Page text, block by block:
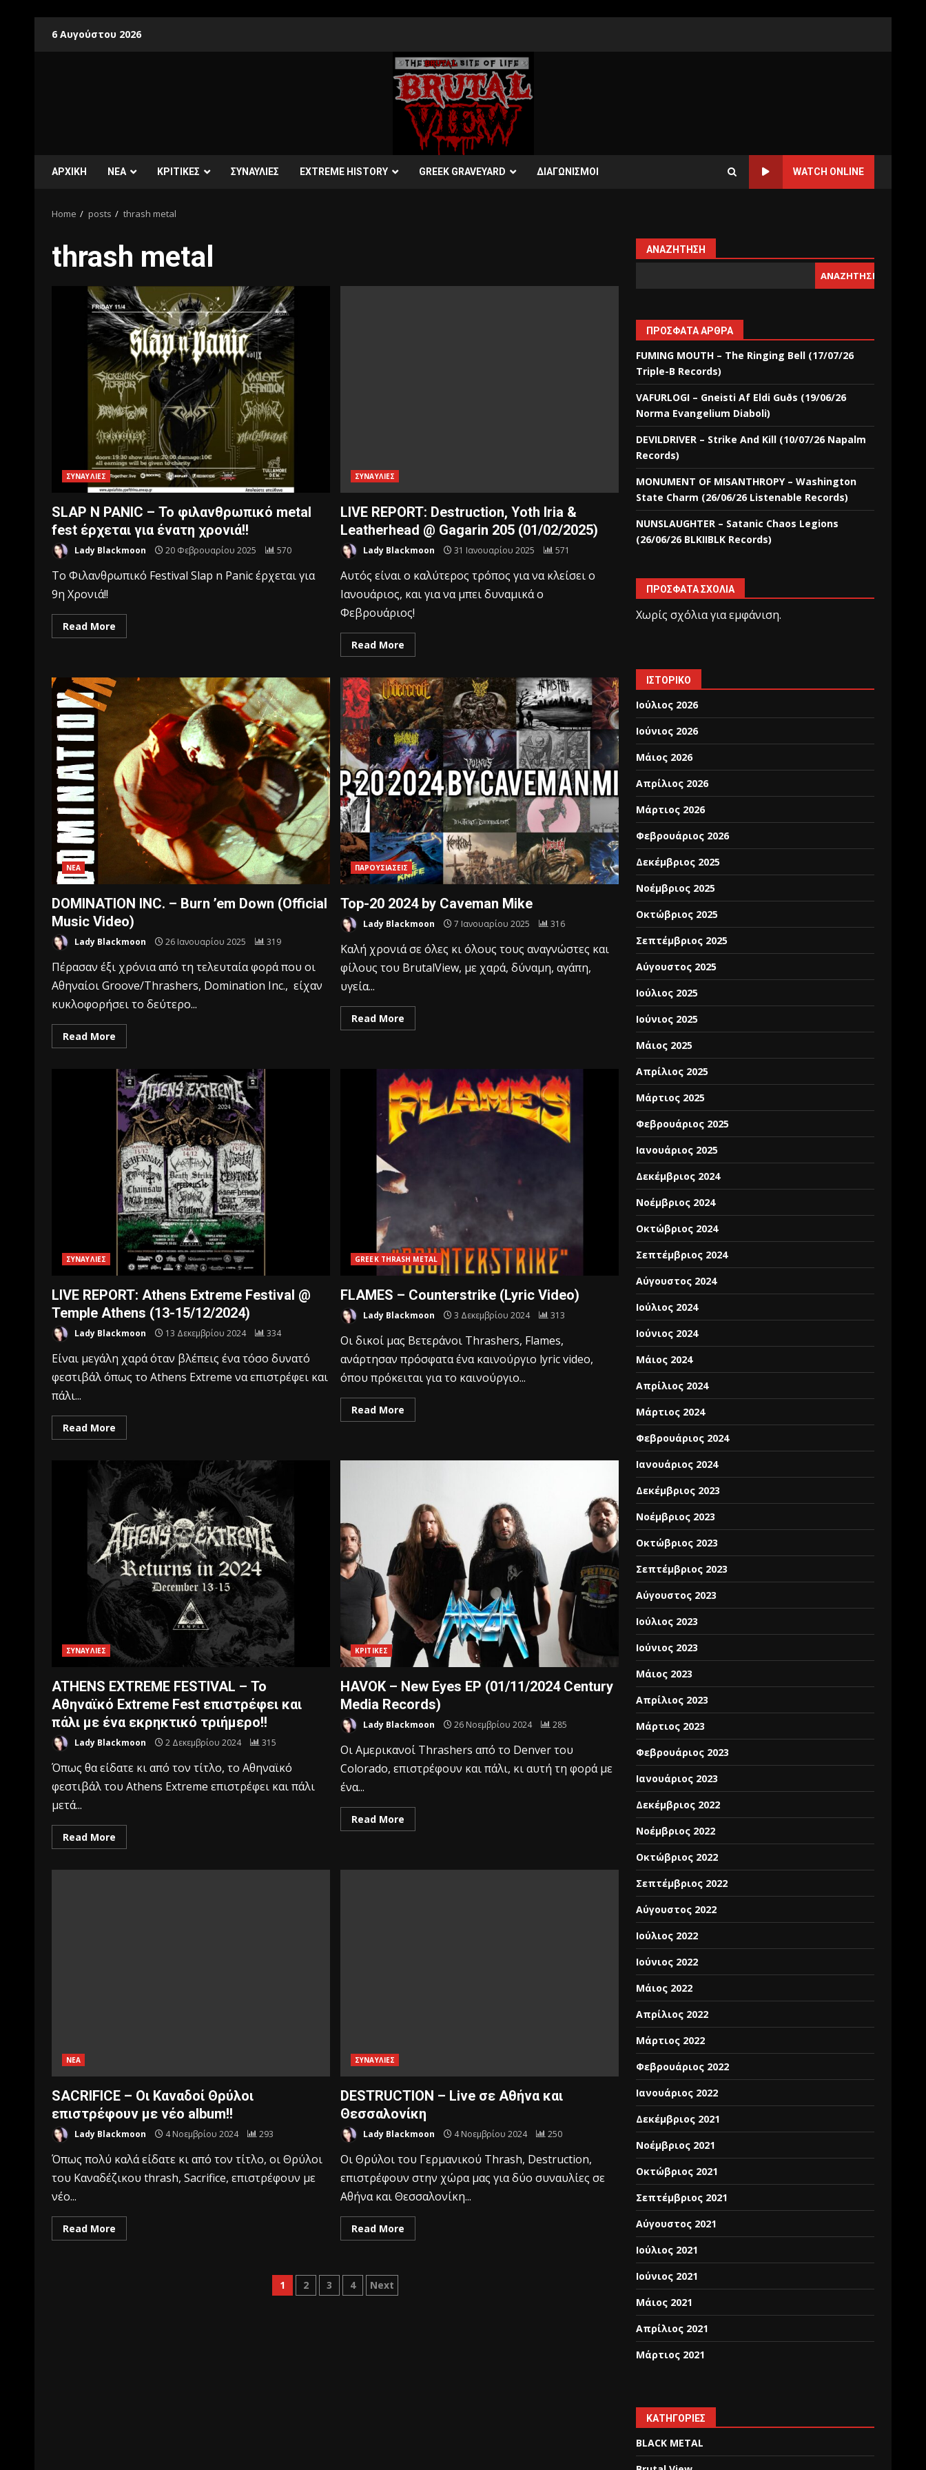
6 Αυγούστου 2026
ΑΡΧΙΚΗ ΝΕΑ ΚΡΙΤΙΚΕΣ ΣΥΝΑΥΛΙΕΣ EXTREME HISTORY GREEK GRAVEYARD ΔΙΑΓΩΝΙΣΜΟΙ WATCH ONLINE
Home posts thrash metal
thrash metal
ΣΥΝΑΥΛΙΕΣ
SLAP N PANIC – Το φιλανθρωπικό metal
fest έρχεται για ένατη χρονιά!!
Lady Blackmoon 20 Φεβρουαρίου 2025 570
Το Φιλανθρωπικό Festival Slap n Panic έρχεται για
9η Χρονιά!!
Read More
ΣΥΝΑΥΛΙΕΣ
LIVE REPORT: Destruction, Yoth Iria &
Leatherhead @ Gagarin 205 (01/02/2025)
Lady Blackmoon 31 Ιανουαρίου 2025 571
Αυτός είναι ο καλύτερος τρόπος για να κλείσει ο
Ιανουάριος, και για να μπει δυναμικά ο
Φεβρουάριος!
Read More
ΝΕΑ
DOMINATION INC. – Burn ’em Down (Official
Music Video)
Lady Blackmoon 26 Ιανουαρίου 2025 319
Πέρασαν έξι χρόνια από τη τελευταία φορά που οι
Αθηναίοι Groove/Thrashers, Domination Inc., είχαν
κυκλοφορήσει το δεύτερο...
Read More
ΠΑΡΟΥΣΙΑΣΕΙΣ
Top-20 2024 by Caveman Mike
Lady Blackmoon 7 Ιανουαρίου 2025 316
Καλή χρονιά σε όλες κι όλους τους αναγνώστες και
φίλους του BrutalView, με χαρά, δύναμη, αγάπη,
υγεία...
Read More
ΣΥΝΑΥΛΙΕΣ
LIVE REPORT: Athens Extreme Festival @
Temple Athens (13-15/12/2024)
Lady Blackmoon 13 Δεκεμβρίου 2024 334
Είναι μεγάλη χαρά όταν βλέπεις ένα τόσο δυνατό
φεστιβάλ όπως το Athens Extreme να επιστρέφει και
πάλι...
Read More
GREEK THRASH METAL
FLAMES – Counterstrike (Lyric Video)
Lady Blackmoon 3 Δεκεμβρίου 2024 313
Οι δικοί μας Βετεράνοι Thrashers, Flames,
ανάρτησαν πρόσφατα ένα καινούργιο lyric video,
όπου πρόκειται για το καινούργιο...
Read More
ΣΥΝΑΥΛΙΕΣ
ATHENS EXTREME FESTIVAL – Το
Αθηναϊκό Extreme Fest επιστρέφει και
πάλι με ένα εκρηκτικό τριήμερο!!
Lady Blackmoon 2 Δεκεμβρίου 2024 315
Όπως θα είδατε κι από τον τίτλο, το Αθηναϊκό
φεστιβάλ του Athens Extreme επιστρέφει και πάλι
μετά...
Read More
ΚΡΙΤΙΚΕΣ
HAVOK – New Eyes EP (01/11/2024 Century
Media Records)
Lady Blackmoon 26 Νοεμβρίου 2024 285
Οι Αμερικανοί Thrashers από το Denver του
Colorado, επιστρέφουν και πάλι, κι αυτή τη φορά με
ένα...
Read More
ΝΕΑ
SACRIFICE – Οι Καναδοί Θρύλοι
επιστρέφουν με νέο album!!
Lady Blackmoon 4 Νοεμβρίου 2024 293
Όπως πολύ καλά είδατε κι από τον τίτλο, οι Θρύλοι
του Καναδέζικου thrash, Sacrifice, επιστρέφουν με
νέο...
Read More
ΣΥΝΑΥΛΙΕΣ
DESTRUCTION – Live σε Αθήνα και
Θεσσαλονίκη
Lady Blackmoon 4 Νοεμβρίου 2024 250
Οι Θρύλοι του Γερμανικού Thrash, Destruction,
επιστρέφουν στην χώρα μας για δύο συναυλίες σε
Αθήνα και Θεσσαλονίκη...
Read More
1 2 3 4 Next
ΑΝΑΖΉΤΗΣΗ
ΑΝΑΖΉΤΗΣΗ
ΠΡΌΣΦΑΤΑ ΆΡΘΡΑ
FUMING MOUTH – The Ringing Bell (17/07/26
Triple-B Records)
VAFURLOGI – Gneisti Af Eldi Guðs (19/06/26
Norma Evangelium Diaboli)
DEVILDRIVER – Strike And Kill (10/07/26 Napalm
Records)
MONUMENT OF MISANTHROPY – Washington
State Charm (26/06/26 Listenable Records)
NUNSLAUGHTER – Satanic Chaos Legions
(26/06/26 BLKIIBLK Records)
ΠΡΌΣΦΑΤΑ ΣΧΌΛΙΑ
Χωρίς σχόλια για εμφάνιση.
ΙΣΤΟΡΙΚΌ
Ιούλιος 2026
Ιούνιος 2026
Μάιος 2026
Απρίλιος 2026
Μάρτιος 2026
Φεβρουάριος 2026
Δεκέμβριος 2025
Νοέμβριος 2025
Οκτώβριος 2025
Σεπτέμβριος 2025
Αύγουστος 2025
Ιούλιος 2025
Ιούνιος 2025
Μάιος 2025
Απρίλιος 2025
Μάρτιος 2025
Φεβρουάριος 2025
Ιανουάριος 2025
Δεκέμβριος 2024
Νοέμβριος 2024
Οκτώβριος 2024
Σεπτέμβριος 2024
Αύγουστος 2024
Ιούλιος 2024
Ιούνιος 2024
Μάιος 2024
Απρίλιος 2024
Μάρτιος 2024
Φεβρουάριος 2024
Ιανουάριος 2024
Δεκέμβριος 2023
Νοέμβριος 2023
Οκτώβριος 2023
Σεπτέμβριος 2023
Αύγουστος 2023
Ιούλιος 2023
Ιούνιος 2023
Μάιος 2023
Απρίλιος 2023
Μάρτιος 2023
Φεβρουάριος 2023
Ιανουάριος 2023
Δεκέμβριος 2022
Νοέμβριος 2022
Οκτώβριος 2022
Σεπτέμβριος 2022
Αύγουστος 2022
Ιούλιος 2022
Ιούνιος 2022
Μάιος 2022
Απρίλιος 2022
Μάρτιος 2022
Φεβρουάριος 2022
Ιανουάριος 2022
Δεκέμβριος 2021
Νοέμβριος 2021
Οκτώβριος 2021
Σεπτέμβριος 2021
Αύγουστος 2021
Ιούλιος 2021
Ιούνιος 2021
Μάιος 2021
Απρίλιος 2021
Μάρτιος 2021
KΑΤΗΓΟΡΊΕΣ
BLACK METAL